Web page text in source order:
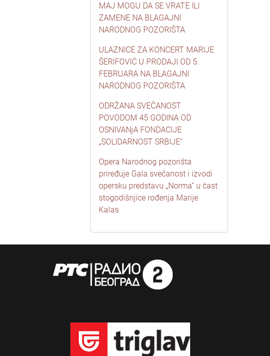
MAJ MOGU DA SE VRATE ILI
ZAMENE NA BLAGAJNI
NARODNOG POZORIŠTA
ULAZNICE ZA KONCERT MARIJE
ŠERIFOVIĆ U PRODAJI OD 5.
FEBRUARA NA BLAGAJNI
NARODNOG POZORIŠTA
ODRŽANA SVEČANOST
POVODOM 45 GODINA OD
OSNIVANjA FONDACIJE
„SOLIDARNOST SRBIJE“
Opera Narodnog pozorišta
priređuje Gala svečanost i izvodi
opersku predstavu „Norma“ u čast
stogodišnjice rođenja Marije
Kalas